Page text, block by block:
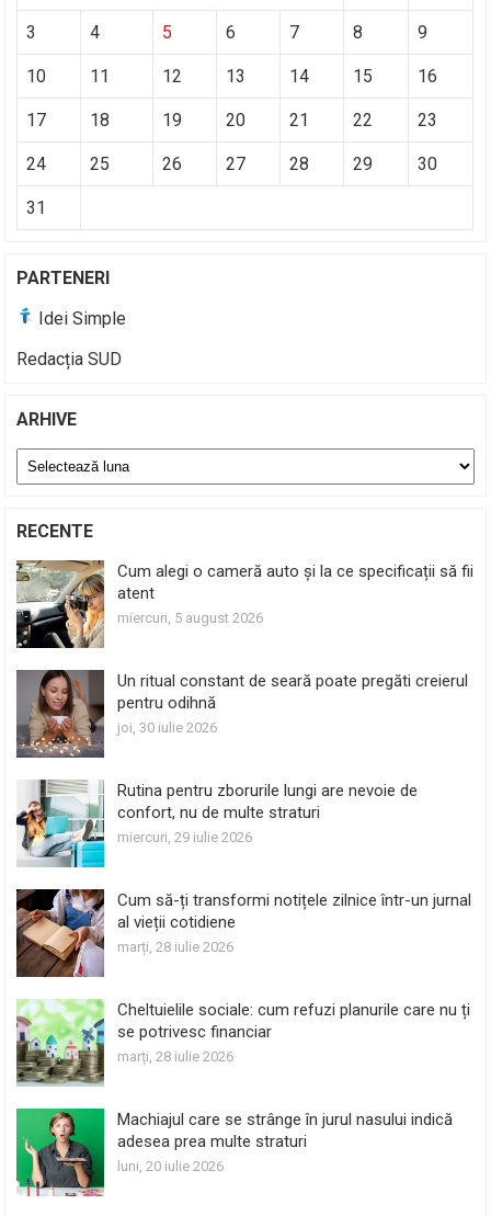
3 4 5 6 7 8 9
10 11 12 13 14 15 16
17 18 19 20 21 22 23
24 25 26 27 28 29 30
31
PARTENERI
Idei Simple
Redacția SUD
ARHIVE
Arhive
RECENTE
Cum alegi o cameră auto și la ce specificații să fii
atent
miercuri, 5 august 2026
Un ritual constant de seară poate pregăti creierul
pentru odihnă
joi, 30 iulie 2026
Rutina pentru zborurile lungi are nevoie de
confort, nu de multe straturi
miercuri, 29 iulie 2026
Cum să-ți transformi notițele zilnice într-un jurnal
al vieții cotidiene
marți, 28 iulie 2026
Cheltuielile sociale: cum refuzi planurile care nu ți
se potrivesc financiar
marți, 28 iulie 2026
Machiajul care se strânge în jurul nasului indică
adesea prea multe straturi
luni, 20 iulie 2026